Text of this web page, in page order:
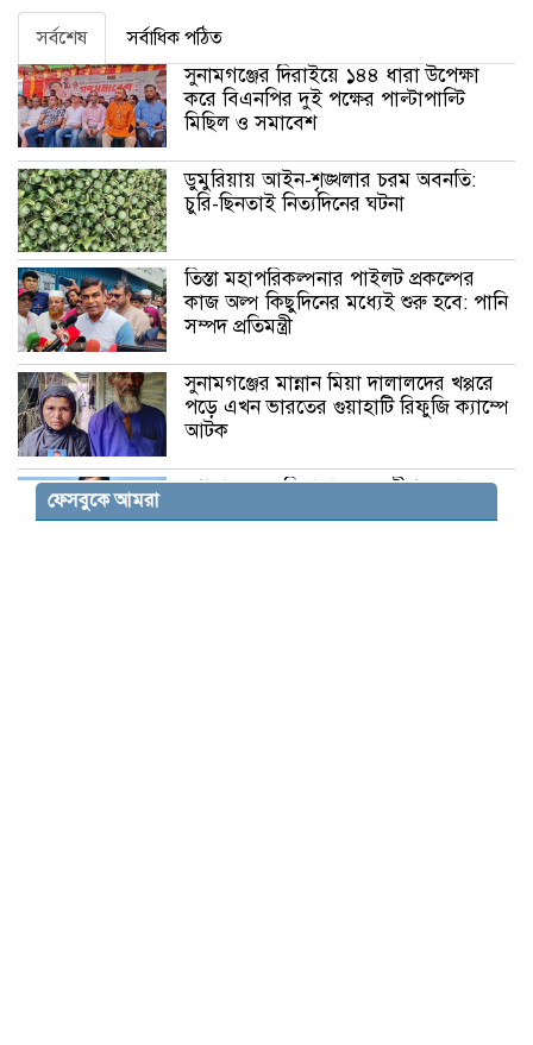
সর্বশেষ সর্বাধিক পঠিত
সুনামগঞ্জের দিরাইয়ে ১৪৪ ধারা উপেক্ষা
করে বিএনপির দুই পক্ষের পাল্টাপাল্টি
মিছিল ও সমাবেশ
ডুমুরিয়ায় আইন-শৃঙ্খলার চরম অবনতি:
চুরি-ছিনতাই নিত্যদিনের ঘটনা
তিস্তা মহাপরিকল্পনার পাইলট প্রকল্পের
কাজ অল্প কিছুদিনের মধ্যেই শুরু হবে: পানি
সম্পদ প্রতিমন্ত্রী
সুনামগঞ্জের মান্নান মিয়া দালালদের খপ্পরে
পড়ে এখন ভারতের গুয়াহাটি রিফুজি ক্যাম্পে
আটক
গোয়ালন্দে ছুরিকাঘাতে যুবলীগ নেতার মৃত্যু
ফেসবুকে আমরা